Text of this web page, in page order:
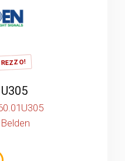
Belden